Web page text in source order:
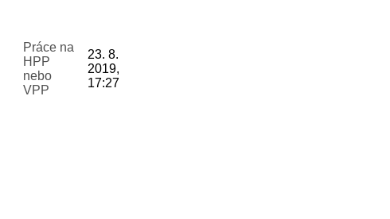
Práce na
HPP
nebo
VPP
23. 8.
2019,
17:27